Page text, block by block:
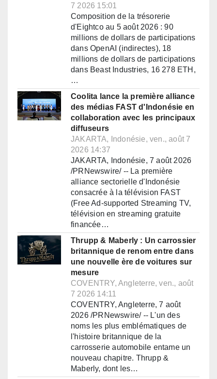
7 2026 15:01
Composition de la trésorerie
d'Eightco au 5 août 2026 : 90
millions de dollars de participations
dans OpenAI (indirectes), 18
millions de dollars de participations
dans Beast Industries, 16 278 ETH,
…
Coolita lance la première alliance
des médias FAST d'Indonésie en
collaboration avec les principaux
diffuseurs
JAKARTA, Indonésie, ven., août 7
2026 14:37
JAKARTA, Indonésie, 7 août 2026
/PRNewswire/ -- La première
alliance sectorielle d'Indonésie
consacrée à la télévision FAST
(Free Ad-supported Streaming TV,
télévision en streaming gratuite
financée…
Thrupp & Maberly : Un carrossier
britannique de renom entre dans
une nouvelle ère de voitures sur
mesure
COVENTRY, Angleterre, ven., août
7 2026 14:11
COVENTRY, Angleterre, 7 août
2026 /PRNewswire/ -- L'un des
noms les plus emblématiques de
l'histoire britannique de la
carrosserie automobile entame un
nouveau chapitre. Thrupp &
Maberly, dont les…